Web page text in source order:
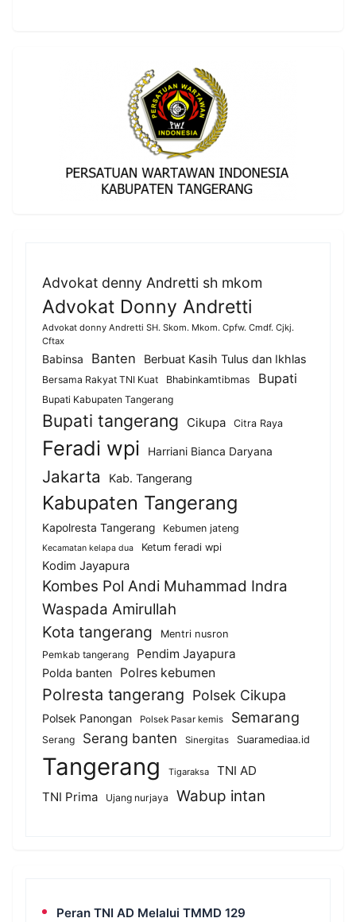
Advokat denny Andretti sh mkom
Advokat Donny Andretti
Advokat donny Andretti SH. Skom. Mkom. Cpfw. Cmdf. Cjkj.
Cftax
Babinsa Banten Berbuat Kasih Tulus dan Ikhlas
Bersama Rakyat TNI Kuat Bhabinkamtibmas Bupati
Bupati Kabupaten Tangerang
Bupati tangerang Cikupa Citra Raya
Feradi wpi Harriani Bianca Daryana
Jakarta Kab. Tangerang
Kabupaten Tangerang
Kapolresta Tangerang Kebumen jateng
Kecamatan kelapa dua Ketum feradi wpi
Kodim Jayapura
Kombes Pol Andi Muhammad Indra
Waspada Amirullah
Kota tangerang
Mentri nusron
Pemkab tangerang
Pendim Jayapura
Polda banten Polres kebumen
Polresta tangerang Polsek Cikupa
Polsek Panongan Polsek Pasar kemis Semarang
Serang Serang banten Sinergitas Suaramediaa.id
Tangerang Tigaraksa
TNI AD
TNI Prima
Ujang nurjaya Wabup intan
Peran TNI AD Melalui TMMD 129